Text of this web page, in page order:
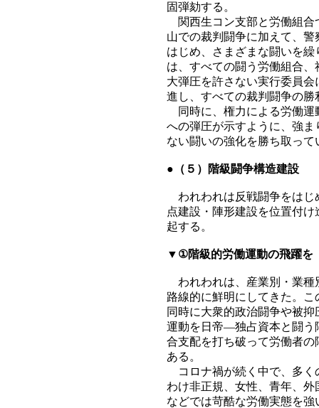
固弾劾する。
関西生コン支部と労働組合
山での裁判闘争に加えて、
はじめ、さまざまな闘いを
は、すべての闘う労働組合
大弾圧を許さない実行委員
進し、すべての裁判闘争の
同時に、権力による労働運
への弾圧が示すように、強
ない闘いの強化を勝ち取って
●（５）階級闘争構造建設
われわれは反戦闘争をはじ
点建設・陣形建設を位置付
起する。
▼①階級的労働運動の飛躍を
われわれは、産業別・業種
路線的に鮮明にしてきた。
同時に大衆的政治闘争や被
運動を日帝―独占資本と闘う
合支配を打ち破って労働者
ある。
コロナ禍が続く中で、多く
わけ非正規、女性、青年、
などでは苛酷な労働実態を